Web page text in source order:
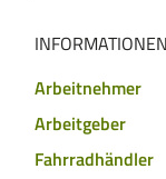
Arbeitnehmer
Arbeitgeber
Fahrradhändler